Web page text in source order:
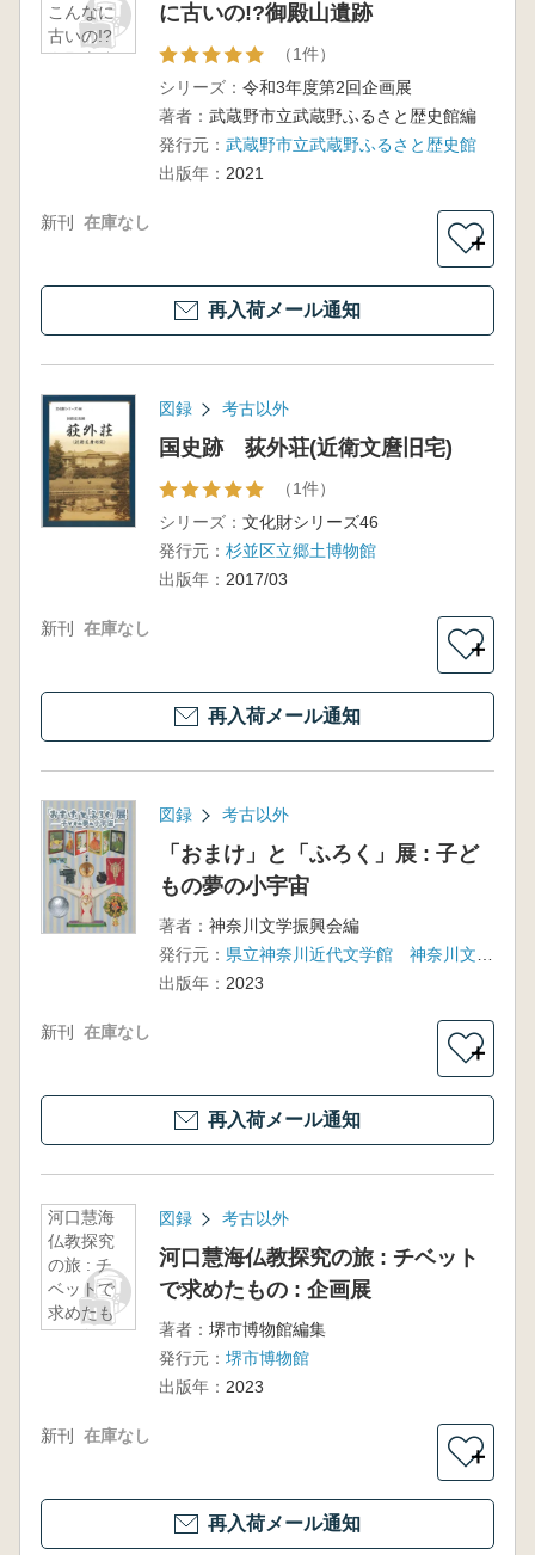
こんなに
古いの!?
御殿山遺
に古いの!?御殿山遺跡
（1件）
シリーズ： 令和3年度第2回企画展
著者： 武蔵野市立武蔵野ふるさと歴史館編
発行元： 武蔵野市立武蔵野ふるさと歴史館
出版年： 2021
新刊 在庫なし
＋
再入荷メール通知
図録 考古以外
国史跡 荻外荘(近衛文麿旧宅)
（1件）
シリーズ： 文化財シリーズ46
発行元： 杉並区立郷土博物館
出版年： 2017/03
新刊 在庫なし
＋
再入荷メール通知
図録 考古以外
「おまけ」と「ふろく」展 : 子ど
もの夢の小宇宙
著者： 神奈川文学振興会編
発行元：
出版年： 2023
新刊 在庫なし
＋
再入荷メール通知
河口慧海
仏教探究
の旅 : チ
ベットで
求めたも
の : 企画
図録 考古以外
河口慧海仏教探究の旅 : チベット
で求めたもの : 企画展
著者： 堺市博物館編集
発行元： 堺市博物館
出版年： 2023
新刊 在庫なし
＋
再入荷メール通知